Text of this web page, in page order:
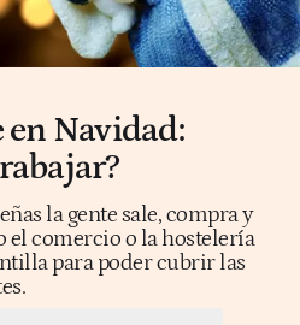
en Navidad:
la gente sale, compra y
el comercio o la hostelería
para poder cubrir las